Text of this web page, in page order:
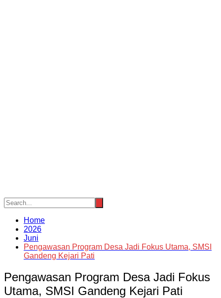
Home
2026
Juni
Pengawasan Program Desa Jadi Fokus Utama, SMSI
Gandeng Kejari Pati
Pengawasan Program Desa Jadi Fokus
Utama, SMSI Gandeng Kejari Pati